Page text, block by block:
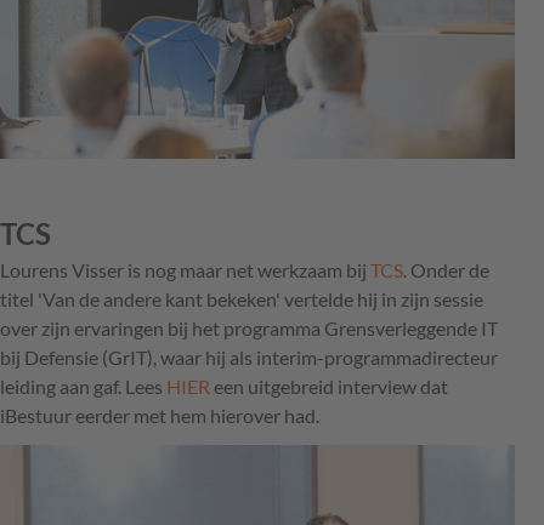
TCS
Lourens Visser is nog maar net werkzaam bij TCS. Onder de
titel 'Van de andere kant bekeken' vertelde hij in zijn sessie
over zijn ervaringen bij het programma Grensverleggende IT
bij Defensie (GrIT), waar hij als interim-programmadirecteur
leiding aan gaf. Lees HIER een uitgebreid interview dat
iBestuur eerder met hem hierover had.